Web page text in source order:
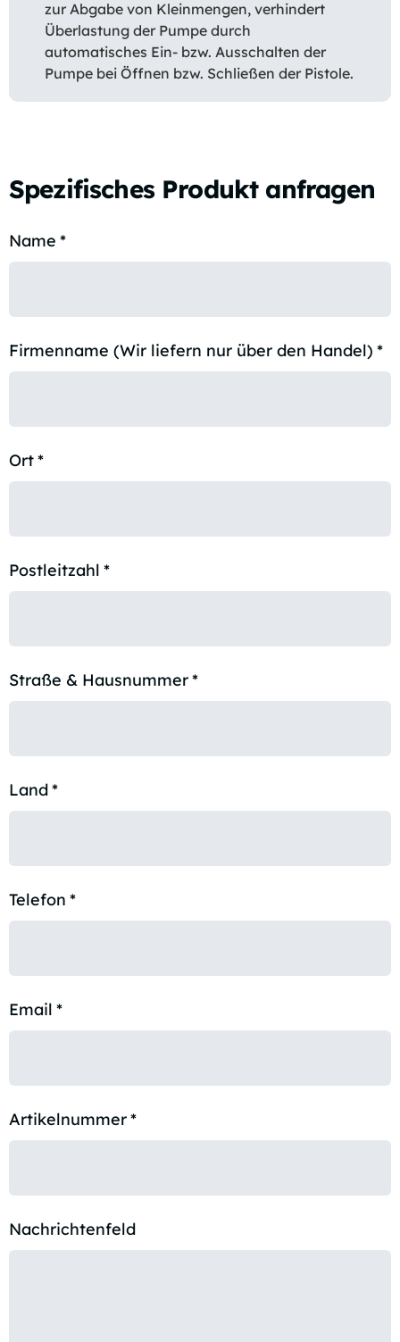
zur Abgabe von Kleinmengen, verhindert
Überlastung der Pumpe durch
automatisches Ein- bzw. Ausschalten der
Pumpe bei Öffnen bzw. Schließen der Pistole.
Spezifisches Produkt anfragen
Name *
Firmenname (Wir liefern nur über den Handel) *
Ort*
Postleitzahl *
Straße & Hausnummer*
Land*
Telefon *
Email *
Artikelnummer*
Nachrichtenfeld